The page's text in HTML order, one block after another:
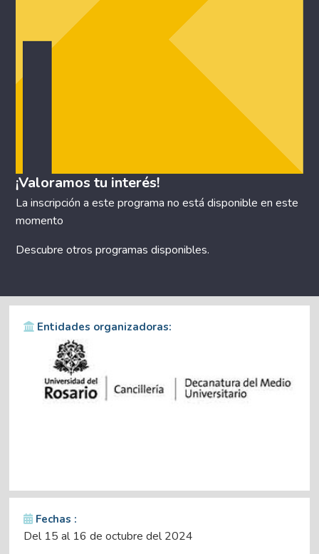
Entidades organizadoras:
Fechas :
Del 15 al 16 de octubre del 2024
¡Valoramos tu interés!
La inscripción a este programa no está disponible en este
momento
Descubre otrosprogramas disponibles.